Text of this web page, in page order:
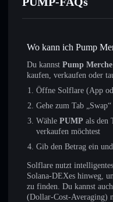
Wo kann ich Pump
Du kannst Pump Merche
kaufen, verkaufen oder
Öffne Solflare (App
Gehe zum Tab „Swap“
Wähle PUMP als den
verkaufen möchtest
Gib den Betrag ein
Solflare nutzt
Solana-DEXes hinweg,
zu finden. Du kannst auch
(Dollar-Cost-Averaging)